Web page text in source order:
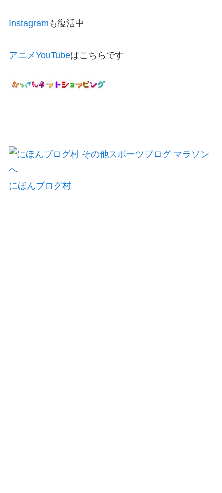
Instagram も復活中
アニメYouTubeはこちらです
にほんブログ村